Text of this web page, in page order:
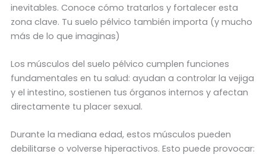
inevitables. Conoce cómo tratarlos y fortalecer esta
zona clave. Tu suelo pélvico también importa (y mucho
más de lo que imaginas)
Los músculos del suelo pélvico cumplen funciones
fundamentales en tu salud: ayudan a controlar la vejiga
y el intestino, sostienen tus órganos internos y afectan
directamente tu placer sexual.
Durante la mediana edad, estos músculos pueden
debilitarse o volverse hiperactivos. Esto puede provocar: